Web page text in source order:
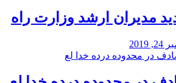
مدیران ارشد وزارت راه